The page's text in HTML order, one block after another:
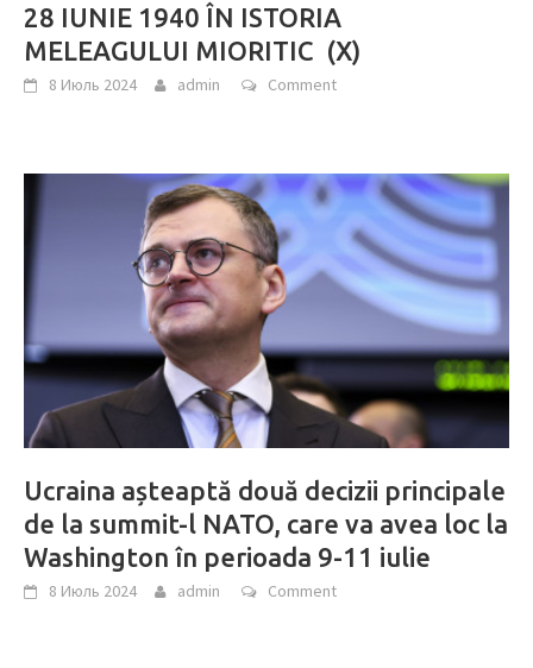
28 IUNIE 1940 ÎN ISTORIA
MELEAGULUI MIORITIC (X)
8 Июль 2024 admin Comment
Ucraina așteaptă două decizii principale
de la summit-l NATO, care va avea loc la
Washington în perioada 9-11 iulie
8 Июль 2024 admin Comment